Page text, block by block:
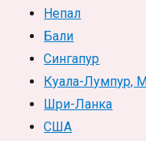
Непал
Бали
Сингапур
Куала-Лумпур,
Шри-Ланка
США